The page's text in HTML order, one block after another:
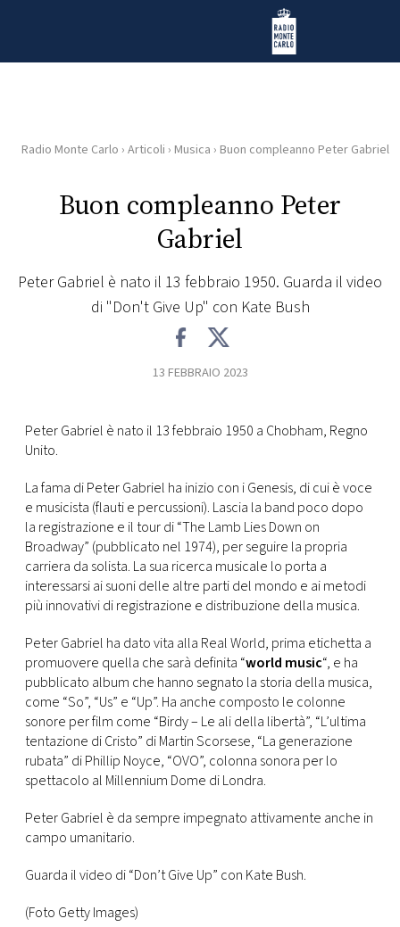
Radio Monte Carlo
HOME
RADIO
RADIO
FOTO
CONCORSI
EVENTI
VIDEO
TV
PRINCIPATO
DI
MONACO
RMC
CONSIGLIA
Radio Monte Carlo › Articoli › Musica › Buon compleanno Peter Gabriel
Buon compleanno Peter
Gabriel
Peter Gabriel è nato il 13 febbraio 1950. Guarda il video
di "Don't Give Up" con Kate Bush
13 FEBBRAIO 2023
Peter Gabriel è nato il 13 febbraio 1950 a Chobham, Regno
Unito.
La fama di Peter Gabriel ha inizio con i Genesis, di cui è voce
e musicista (flauti e percussioni). Lascia la band poco dopo
la registrazione e il tour di “The Lamb Lies Down on
Broadway” (pubblicato nel 1974), per seguire la propria
carriera da solista. La sua ricerca musicale lo porta a
interessarsi ai suoni delle altre parti del mondo e ai metodi
più innovativi di registrazione e distribuzione della musica.
Peter Gabriel ha dato vita alla Real World, prima etichetta a
promuovere quella che sarà definita “world music“, e ha
pubblicato album che hanno segnato la storia della musica,
come “So”, “Us” e “Up”. Ha anche composto le colonne
sonore per film come “Birdy – Le ali della libertà”, “L’ultima
tentazione di Cristo” di Martin Scorsese, “La generazione
rubata” di Phillip Noyce, “OVO”, colonna sonora per lo
spettacolo al Millennium Dome di Londra.
Peter Gabriel è da sempre impegnato attivamente anche in
campo umanitario.
Guarda il video di “Don’t Give Up” con Kate Bush.
(Foto Getty Images)